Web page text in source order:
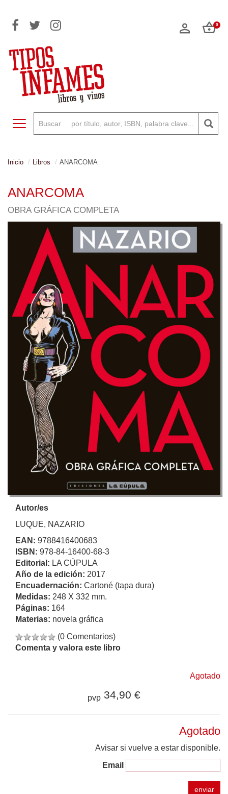
0
Toggle navigation
Inicio Libros ANARCOMA
ANARCOMA
OBRA GRÁFICA COMPLETA
Autor/es
LUQUE, NAZARIO
EAN: 9788416400683
ISBN: 978-84-16400-68-3
Editorial: LA CÚPULA
Año de la edición: 2017
Encuadernación: Cartoné (tapa dura)
Medidas: 248 X 332 mm.
Páginas: 164
Materias: novela gráfica
(0 Comentarios)
Comenta y valora este libro
Agotado
pvp 34,90 €
Agotado
Avisar si vuelve a estar disponible.
Email
enviar